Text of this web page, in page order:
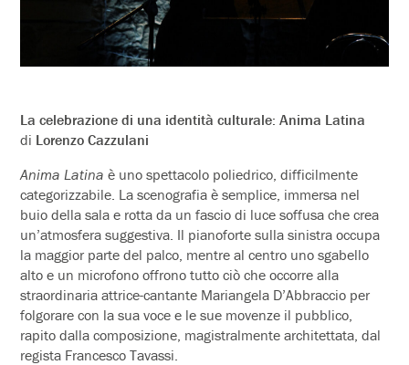
La celebrazione di una identità culturale: Anima Latina
di Lorenzo Cazzulani
Anima Latina è uno spettacolo poliedrico, difficilmente
categorizzabile. La scenografia è semplice, immersa nel
buio della sala e rotta da un fascio di luce soffusa che crea
un’atmosfera suggestiva. Il pianoforte sulla sinistra occupa
la maggior parte del palco, mentre al centro uno sgabello
alto e un microfono offrono tutto ciò che occorre alla
straordinaria attrice-cantante Mariangela D’Abbraccio per
folgorare con la sua voce e le sue movenze il pubblico,
rapito dalla composizione, magistralmente architettata, dal
regista Francesco Tavassi.